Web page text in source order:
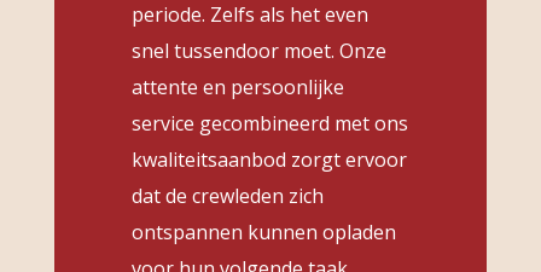
periode. Zelfs als het even
snel tussendoor moet. Onze
attente en persoonlijke
service gecombineerd met ons
kwaliteitsaanbod zorgt ervoor
dat de crewleden zich
ontspannen kunnen opladen